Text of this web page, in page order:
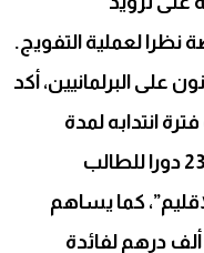
بـ20 ألف بيضة نظرا لعملية التفويج.
على البرلمانيين، أكد
انتدابه لمدة
خمس سنوات “يتم صرفها لفائدة 23 دورا للطالب
كما يساهم
بتعويض بطاقة البنزين قيمتها 70 ألف درهم لفائدة